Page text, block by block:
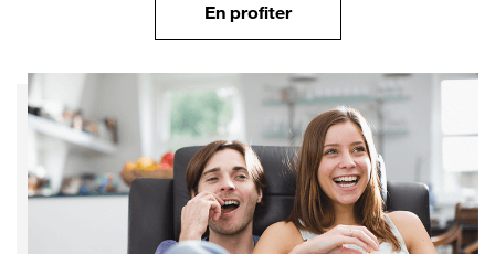
En profiter